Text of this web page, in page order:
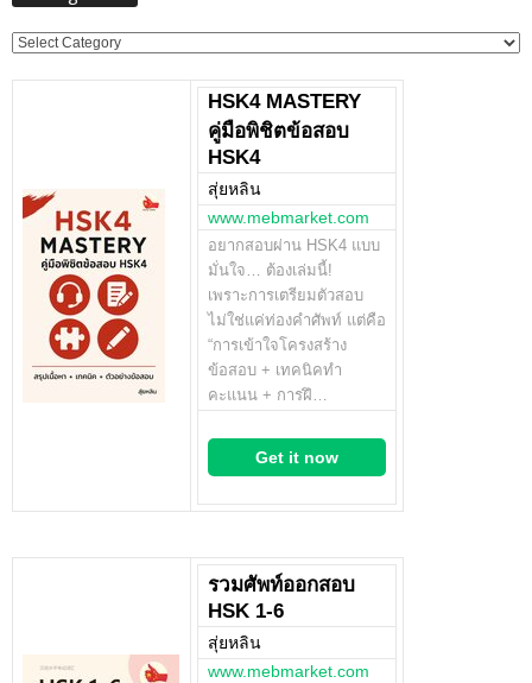
Categories
HSK4 MASTERY
คู่มือพิชิตข้อสอบ
HSK4
สุ่ยหลิน
www.mebmarket.com
อยากสอบผ่าน HSK4 แบบ
มั่นใจ… ต้องเล่มนี้!
เพราะการเตรียมตัวสอบ
ไม่ใช่แค่ท่องคำศัพท์ แต่คือ
“การเข้าใจโครงสร้าง
ข้อสอบ + เทคนิคทำ
คะแนน + การฝึ…
Get it now
รวมศัพท์ออกสอบ
HSK 1-6
สุ่ยหลิน
www.mebmarket.com